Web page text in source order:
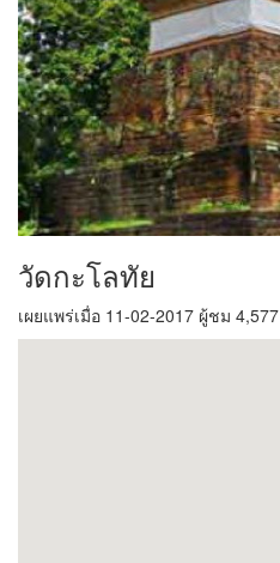
วัดกะโลทัย
เผยแพร่เมื่อ 11-02-2017 ผู้ชม 4,577